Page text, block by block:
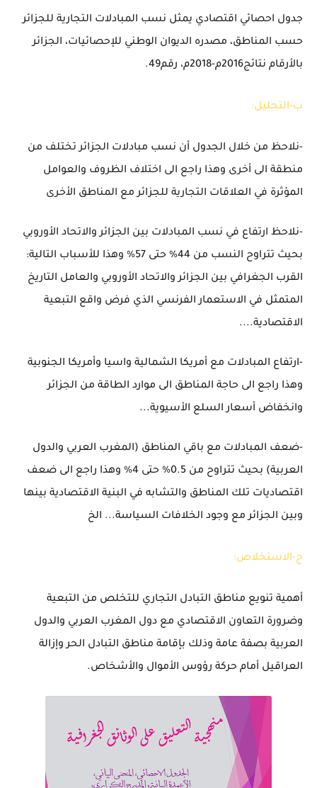
جدول احصائي اقتصادي يمثل نسب المبادلات التجارية للجزائر
حسب المناطق، مصدره الديوان الوطني للإحصائيات، الجزائر
بالأرقام نتائج2016م-2018م، رقم49.
ب-التحليل:
-نلاحظ من خلال الجدول أن نسب مبادلات الجزائر تختلف من
منطقة الى أخرى وهذا راجع الى اختلاف الظروف والعوامل
المؤثرة في العلاقات التجارية للجزائر مع المناطق الأخرى
-نلاحظ ارتفاع في نسب المبادلات بين الجزائر والاتحاد الأوروبي
بحيث تتراوح النسب من 44
% حتى 57 % وهذا للأسباب التالية:
القرب الجغرافي بين الجزائر والاتحاد الأوروبي والعامل التاريخ
المتمثل في الاستعمار الفرنسي الذي فرض واقع التبعية
الاقتصادية....
-ارتفاع المبادلات مع أمريكا الشمالية واسيا وأمريكا الجنوبية
وهذا راجع الى حاجة المناطق الى موارد الطاقة من الجزائر
وانخفاض أسعار السلع الأسيوية...
-ضعف المبادلات مع باقي المناطق (المغرب العربي والدول
العربية) بحيث تتراوح من 0.5
% حتى 4
% وهذا راجع الى ضعف
اقتصاديات تلك المناطق والتشابه في البنية الاقتصادية بينها
وبين الجزائر مع وجود الخلافات السياسة... الخ
ج-الاستخلاص:
أهمية تنويع مناطق التبادل التجاري للتخلص من التبعية
وضرورة التعاون الاقتصادي مع دول المغرب العربي والدول
العربية بصفة عامة وذلك بإقامة مناطق التبادل الحر وإزالة
العراقيل أمام حركة رؤوس الأموال والأشخاص.